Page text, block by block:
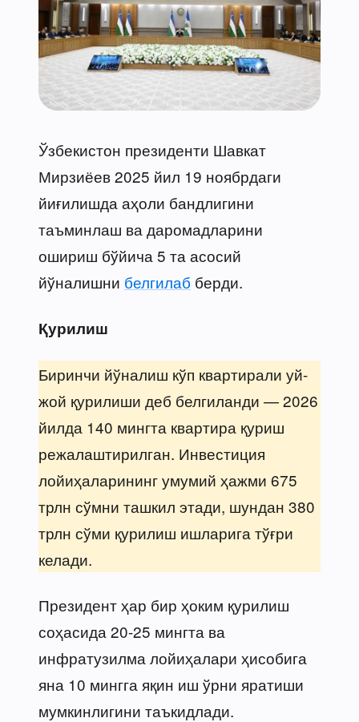
Ўзбекистон президенти Шавкат
Мирзиёев 2025 йил 19 ноябрдаги
йиғилишда аҳоли бандлигини
таъминлаш ва даромадларини
ошириш бўйича 5 та асосий
йўналишни белгилаб берди.
Қурилиш
Биринчи йўналиш кўп квартирали уй-
жой қурилиши деб белгиланди — 2026
йилда 140 мингта квартира қуриш
режалаштирилган. Инвестиция
лойиҳаларининг умумий ҳажми 675
трлн сўмни ташкил этади, шундан 380
трлн сўми қурилиш ишларига тўғри
келади.
Президент ҳар бир ҳоким қурилиш
соҳасида 20-25 мингта ва
инфратузилма лойиҳалари ҳисобига
яна 10 мингга яқин иш ўрни яратиши
мумкинлигини таъкидлади.